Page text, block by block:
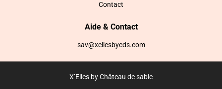
Contact
Aide & Contact
sav@xellesbycds.com
X’Elles by Château de sable